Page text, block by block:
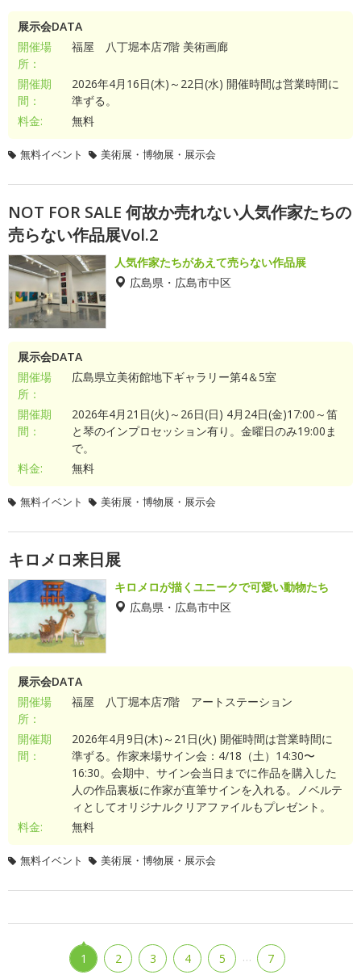
展示会DATA
開催場
所：
福屋 八丁堀本店7階 美術画廊
開催期
間：
2026年4月16日(木)～22日(水) 開催時間は営業時間に
準ずる。
料金:
無料
無料イベント 美術展・博物展・展示会
NOT FOR SALE 何故か売れない人気作家たちの
売らない作品展Vol.2
人気作家たちがあえて売らない作品展
広島県・広島市中区
展示会DATA
開催場
所：
広島県立美術館地下ギャラリー第4＆5室
開催期
間：
2026年4月21日(火)～26日(日) 4月24日(金)17:00～笛
と琴のインプロセッション有り。金曜日のみ19:00ま
で。
料金:
無料
無料イベント 美術展・博物展・展示会
キロメロ来日展
キロメロが描くユニークで可愛い動物たち
広島県・広島市中区
展示会DATA
開催場
所：
福屋 八丁堀本店7階 アートステーション
開催期
間：
2026年4月9日(木)～21日(火) 開催時間は営業時間に
準ずる。作家来場サイン会：4/18（土）14:30〜
16:30。会期中、サイン会当日までに作品を購入した
人の作品裏板に作家が直筆サインを入れる。ノベルテ
ィとしてオリジナルクリアファイルもプレゼント。
料金:
無料
無料イベント 美術展・博物展・展示会
1 2 3 4 5 … 7